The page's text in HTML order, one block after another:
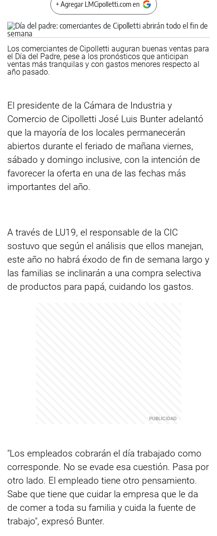
+ Agregar LMCipolletti.com en
Los comerciantes de Cipolletti auguran buenas ventas para
el Día del Padre, pese a los pronósticos que anticipan
ventas más tranquilas y con gastos menores respecto al
año pasado.
El presidente de la Cámara de Industria y
Comercio de Cipolletti José Luis Bunter adelantó
que la mayoría de los locales permanecerán
abiertos durante el feriado de mañana viernes,
sábado y domingo inclusive, con la intención de
favorecer la oferta en una de las fechas más
importantes del año.
A través de LU19, el responsable de la CIC
sostuvo que según el análisis que ellos manejan,
este año no habrá éxodo de fin de semana largo y
las familias se inclinarán a una compra selectiva
de productos para papá, cuidando los gastos.
"Los empleados cobrarán el día trabajado como
corresponde. No se evade esa cuestión. Pasa por
otro lado. El empleado tiene otro pensamiento.
Sabe que tiene que cuidar la empresa que le da
de comer a toda su familia y cuida la fuente de
trabajo", expresó Bunter.